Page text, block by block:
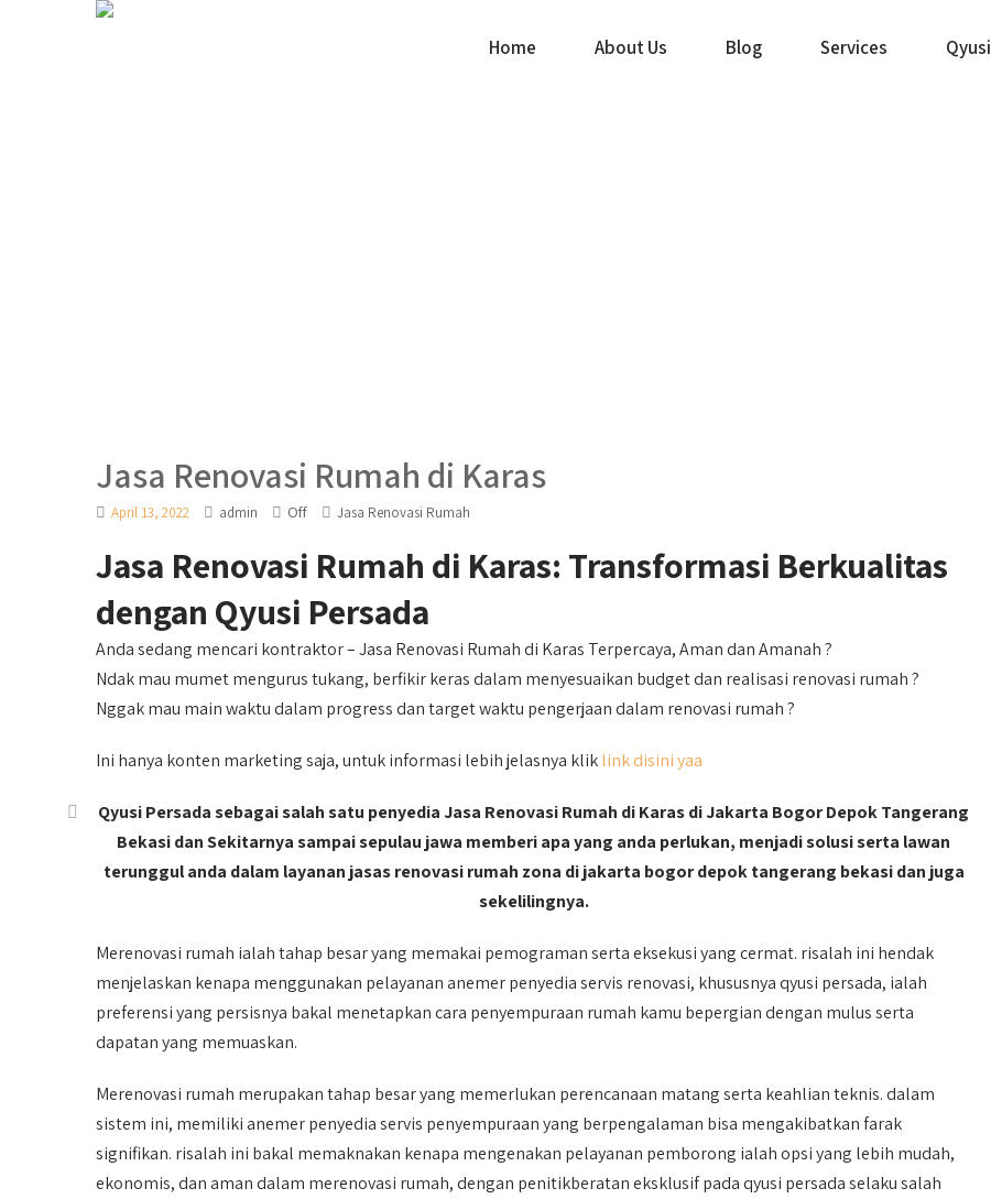
Home About Us Blog Services Qyusi
Jasa Renovasi Rumah di Karas
April 13, 2022 admin Off Jasa Renovasi Rumah
Jasa Renovasi Rumah di Karas: Transformasi Berkualitas
dengan Qyusi Persada
Anda sedang mencari kontraktor – Jasa Renovasi Rumah di Karas Terpercaya, Aman dan Amanah ?
Ndak mau mumet mengurus tukang, berfikir keras dalam menyesuaikan budget dan realisasi renovasi rumah ?
Nggak mau main waktu dalam progress dan target waktu pengerjaan dalam renovasi rumah ?
Ini hanya konten marketing saja, untuk informasi lebih jelasnya kliklink disini yaa
Qyusi Persada sebagai salah satu penyedia Jasa Renovasi Rumah di Karas di Jakarta Bogor Depok Tangerang
Bekasi dan Sekitarnya sampai sepulau jawa memberi apa yang anda perlukan, menjadi solusi serta lawan
terunggul anda dalam layanan jasas renovasi rumah zona di jakarta bogor depok tangerang bekasi dan juga
sekelilingnya.
Merenovasi rumah ialah tahap besar yang memakai pemograman serta eksekusi yang cermat. risalah ini hendak
menjelaskan kenapa menggunakan pelayanan anemer penyedia servis renovasi, khususnya qyusi persada, ialah
preferensi yang persisnya bakal menetapkan cara penyempuraan rumah kamu bepergian dengan mulus serta
dapatan yang memuaskan.
Merenovasi rumah merupakan tahap besar yang memerlukan perencanaan matang serta keahlian teknis. dalam
sistem ini, memiliki anemer penyedia servis penyempuraan yang berpengalaman bisa mengakibatkan farak
signifikan. risalah ini bakal memaknakan kenapa mengenakan pelayanan pemborong ialah opsi yang lebih mudah,
ekonomis, dan aman dalam merenovasi rumah, dengan penitikberatan eksklusif pada qyusi persada selaku salah